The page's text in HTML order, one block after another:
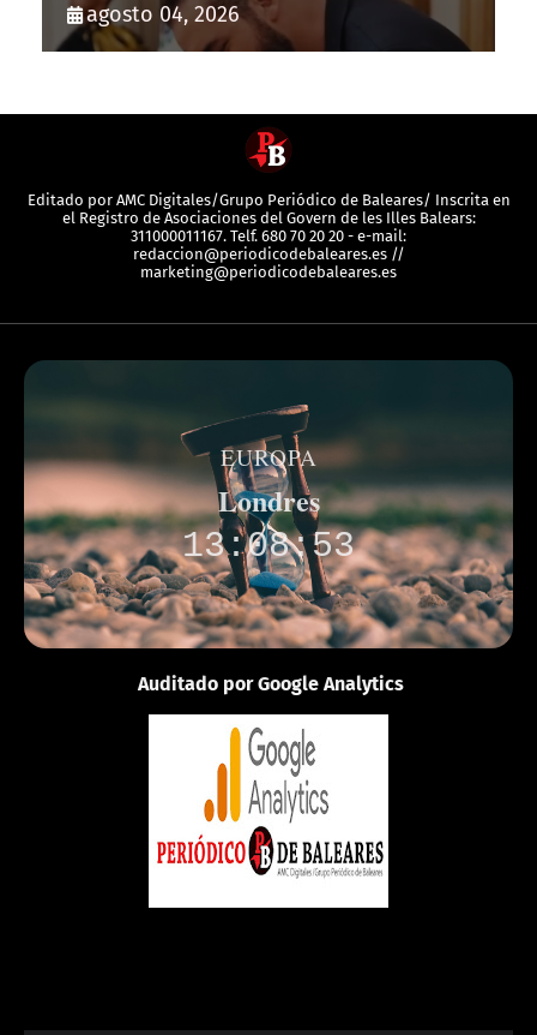
agosto 04, 2026
Editado por AMC Digitales/Grupo Periódico de Baleares/ Inscrita en
el Registro de Asociaciones del Govern de les Illes Balears:
311000011167. Telf. 680 70 20 20 - e-mail:
redaccion@periodicodebaleares.es //
marketing@periodicodebaleares.es
EUROPA
Londres
13:08:53
Auditado por Google Analytics